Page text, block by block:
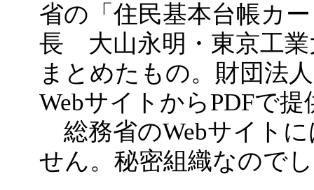
省の「住民基本台帳カ
長 大山永明・東京工業
まとめたもの。財団法
WebサイトからPDFで
総務省のWebサイト
せん。秘密組織なので